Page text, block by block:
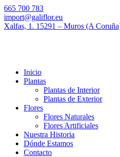
665 700 783
import@galiflor.eu
Xalfas, 1. 15291 – Muros (A
Inicio
Plantas
Plantas de Interior
Plantas de Exterior
Flores
Flores Naturales
Flores Artificiales
Nuestra Historia
Dónde Estamos
Contacto